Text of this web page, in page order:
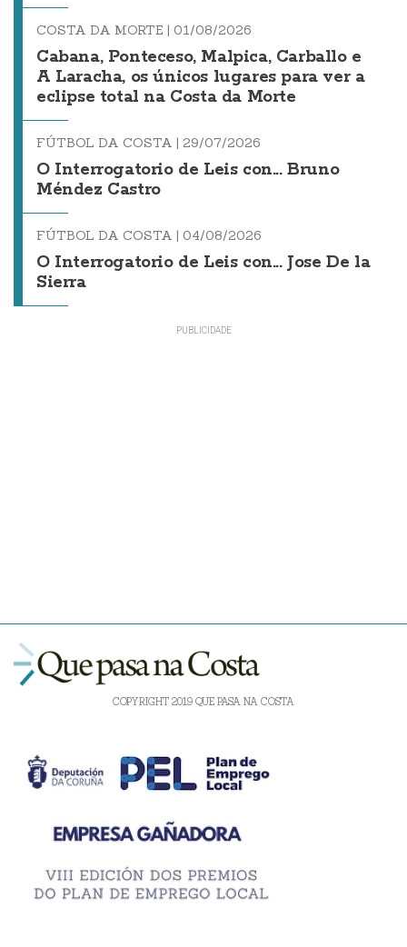
COSTA DA MORTE | 01/08/2026
Cabana, Ponteceso, Malpica, Carballo e
A Laracha, os únicos lugares para ver a
eclipse total na Costa da Morte
FÚTBOL DA COSTA | 29/07/2026
O Interrogatorio de Leis con... Bruno
Méndez Castro
FÚTBOL DA COSTA | 04/08/2026
O Interrogatorio de Leis con... Jose De la
Sierra
COPYRIGHT 2019 QUE PASA NA COSTA